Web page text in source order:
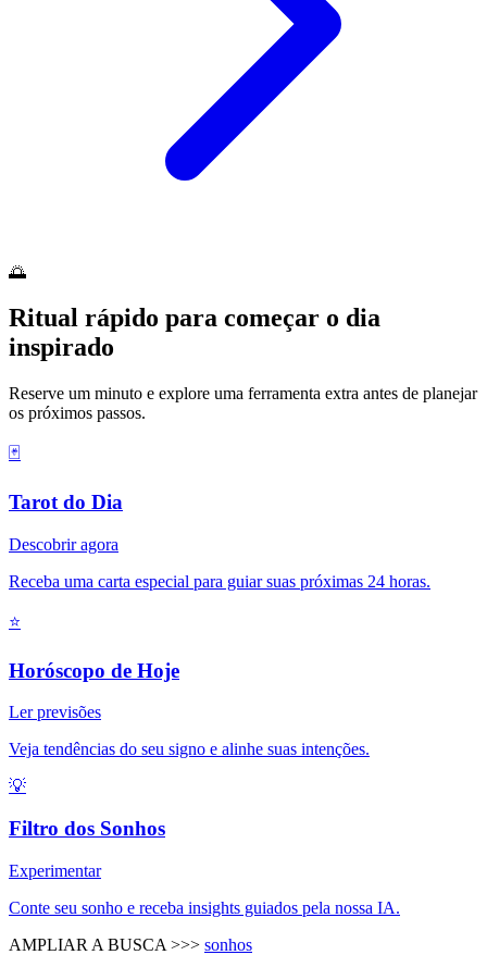
🌅
Ritual rápido para começar o dia
inspirado
Reserve um minuto e explore uma ferramenta extra antes de planejar
os próximos passos.
🃏
Tarot do Dia
Descobrir agora
Receba uma carta especial para guiar suas próximas 24 horas.
⭐
Horóscopo de Hoje
Ler previsões
Veja tendências do seu signo e alinhe suas intenções.
💡
Filtro dos Sonhos
Experimentar
Conte seu sonho e receba insights guiados pela nossa IA.
AMPLIAR A BUSCA >>> sonhos